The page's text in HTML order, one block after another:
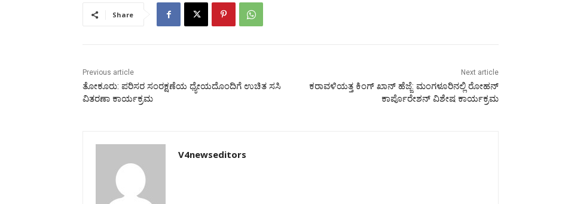
Share
Previous article
ತೋಕೂರು: ಪರಿಸರ ಸಂರಕ್ಷಣೆಯ ಧ್ಯೇಯದೊಂದಿಗೆ ಉಚಿತ ಸಸಿ
ವಿತರಣಾ ಕಾರ್ಯಕ್ರಮ
Next article
ಕರಾವಳಿಯತ್ತ ಕಿಂಗ್ ಖಾನ್ ಹೆಜ್ಜೆ: ಮಂಗಳೂರಿನಲ್ಲಿ ರೋಹನ್
ಕಾರ್ಪೊರೇಶನ್ ವಿಶೇಷ ಕಾರ್ಯಕ್ರಮ
V4newseditors